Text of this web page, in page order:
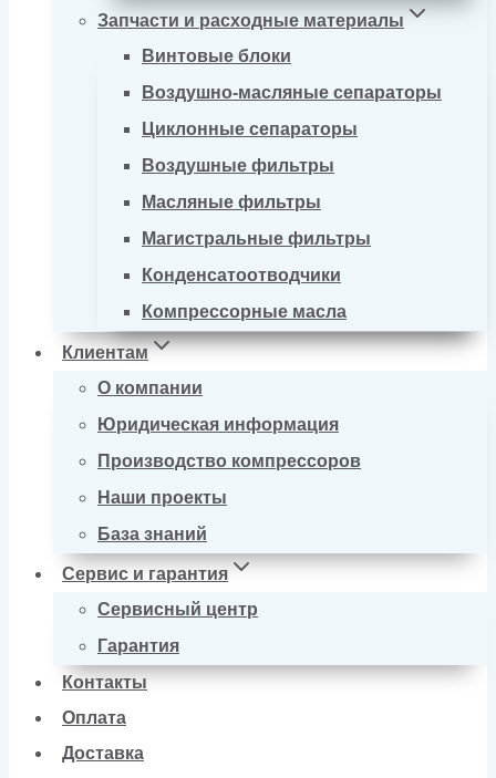
Запчасти и расходные материалы
Винтовые блоки
Воздушно-масляные сепараторы
Циклонные сепараторы
Воздушные фильтры
Масляные фильтры
Магистральные фильтры
Конденсатоотводчики
Компрессорные масла
Клиентам
О компании
Юридическая информация
Производство компрессоров
Наши проекты
База знаний
Сервис и гарантия
Сервисный центр
Гарантия
Контакты
Оплата
Доставка